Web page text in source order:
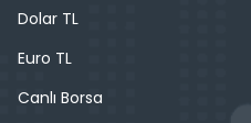
Dolar TL
Euro TL
Canlı Borsa